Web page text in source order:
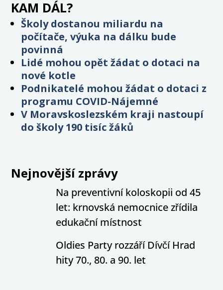
KAM DÁL?
Školy dostanou miliardu na
počítače, výuka na dálku bude
povinná
Lidé mohou opět žádat o dotaci na
nové kotle
Podnikatelé mohou žádat o dotaci z
programu COVID-Nájemné
V Moravskoslezském kraji nastoupí
do školy 190 tisíc žáků
Nejnovější zprávy
Na preventivní koloskopii od 45
let: krnovská nemocnice zřídila
edukační místnost
Oldies Party rozzáří Dívčí Hrad
hity 70., 80. a 90. let